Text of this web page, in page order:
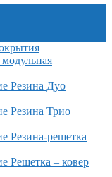
Резина Дуо
Резина Трио
Резина-решетка
Решетка – ковер